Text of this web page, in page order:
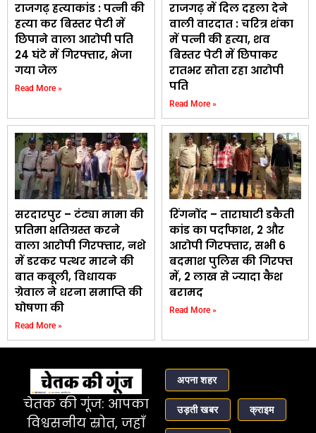
राजगढ़ हत्याकांड : पत्नी की
हत्या कर बिस्तर पेटी में
छिपाने वाला आरोपी पति
24 घंटे में गिरफ्तार, भेजा
गया जेल
Read More »
राजगढ़ में दिल दहला देने
वाली वारदात : चरित्र शंका
में पत्नी की हत्या, शव
बिस्तर पेटी में छिपाकर
रातभर सोता रहा आरोपी
पति
Read More »
सरदारपुर – टंट्या मामा की
प्रतिमा क्षतिग्रस्त करने
वाला आरोपी गिरफ्तार, नशे
में डरकर पत्थर मारने की
बात कबूली, विधायक
ग्रेवाल ने धरना समाप्ति की
घोषणा की
Read More »
रिंगनोंद – ताराघाटी डकैती
कांड का पर्दाफाश, 2 और
आरोपी गिरफ्तार, सभी 6
बदमाश पुलिस की गिरफ्त
में, ₹2 लाख से ज्यादा कैश
बरामद
Read More »
चेतक की गूंज: आपका
विश्वसनीय स्रोत, जहाँ
अपना शहर
उड़ती खबर क्राइम